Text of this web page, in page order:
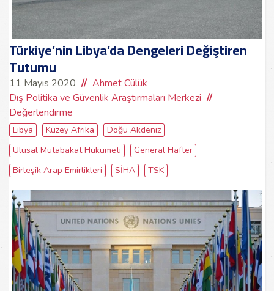
Türkiye’nin Libya’da Dengeleri Değiştiren
Tutumu
11 Mayıs 2020
Ahmet Cülük
Dış Politika ve Güvenlik Araştırmaları Merkezi
Değerlendirme
Libya Kuzey Afrika
Doğu Akdeniz
Ulusal Mutabakat Hükümeti
General Hafter
Birleşik Arap Emirlikleri
SİHA TSK